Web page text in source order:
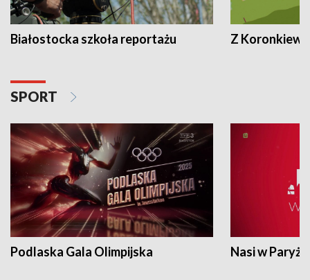
Białostocka szkoła reportażu Z
SPORT
Podlaska Gala Olimpijska Nasi w Paryżu